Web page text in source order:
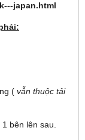
japan.html
( vẫn thuộc tải
bên lên sau.